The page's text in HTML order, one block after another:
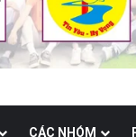
CÁC NHÓM